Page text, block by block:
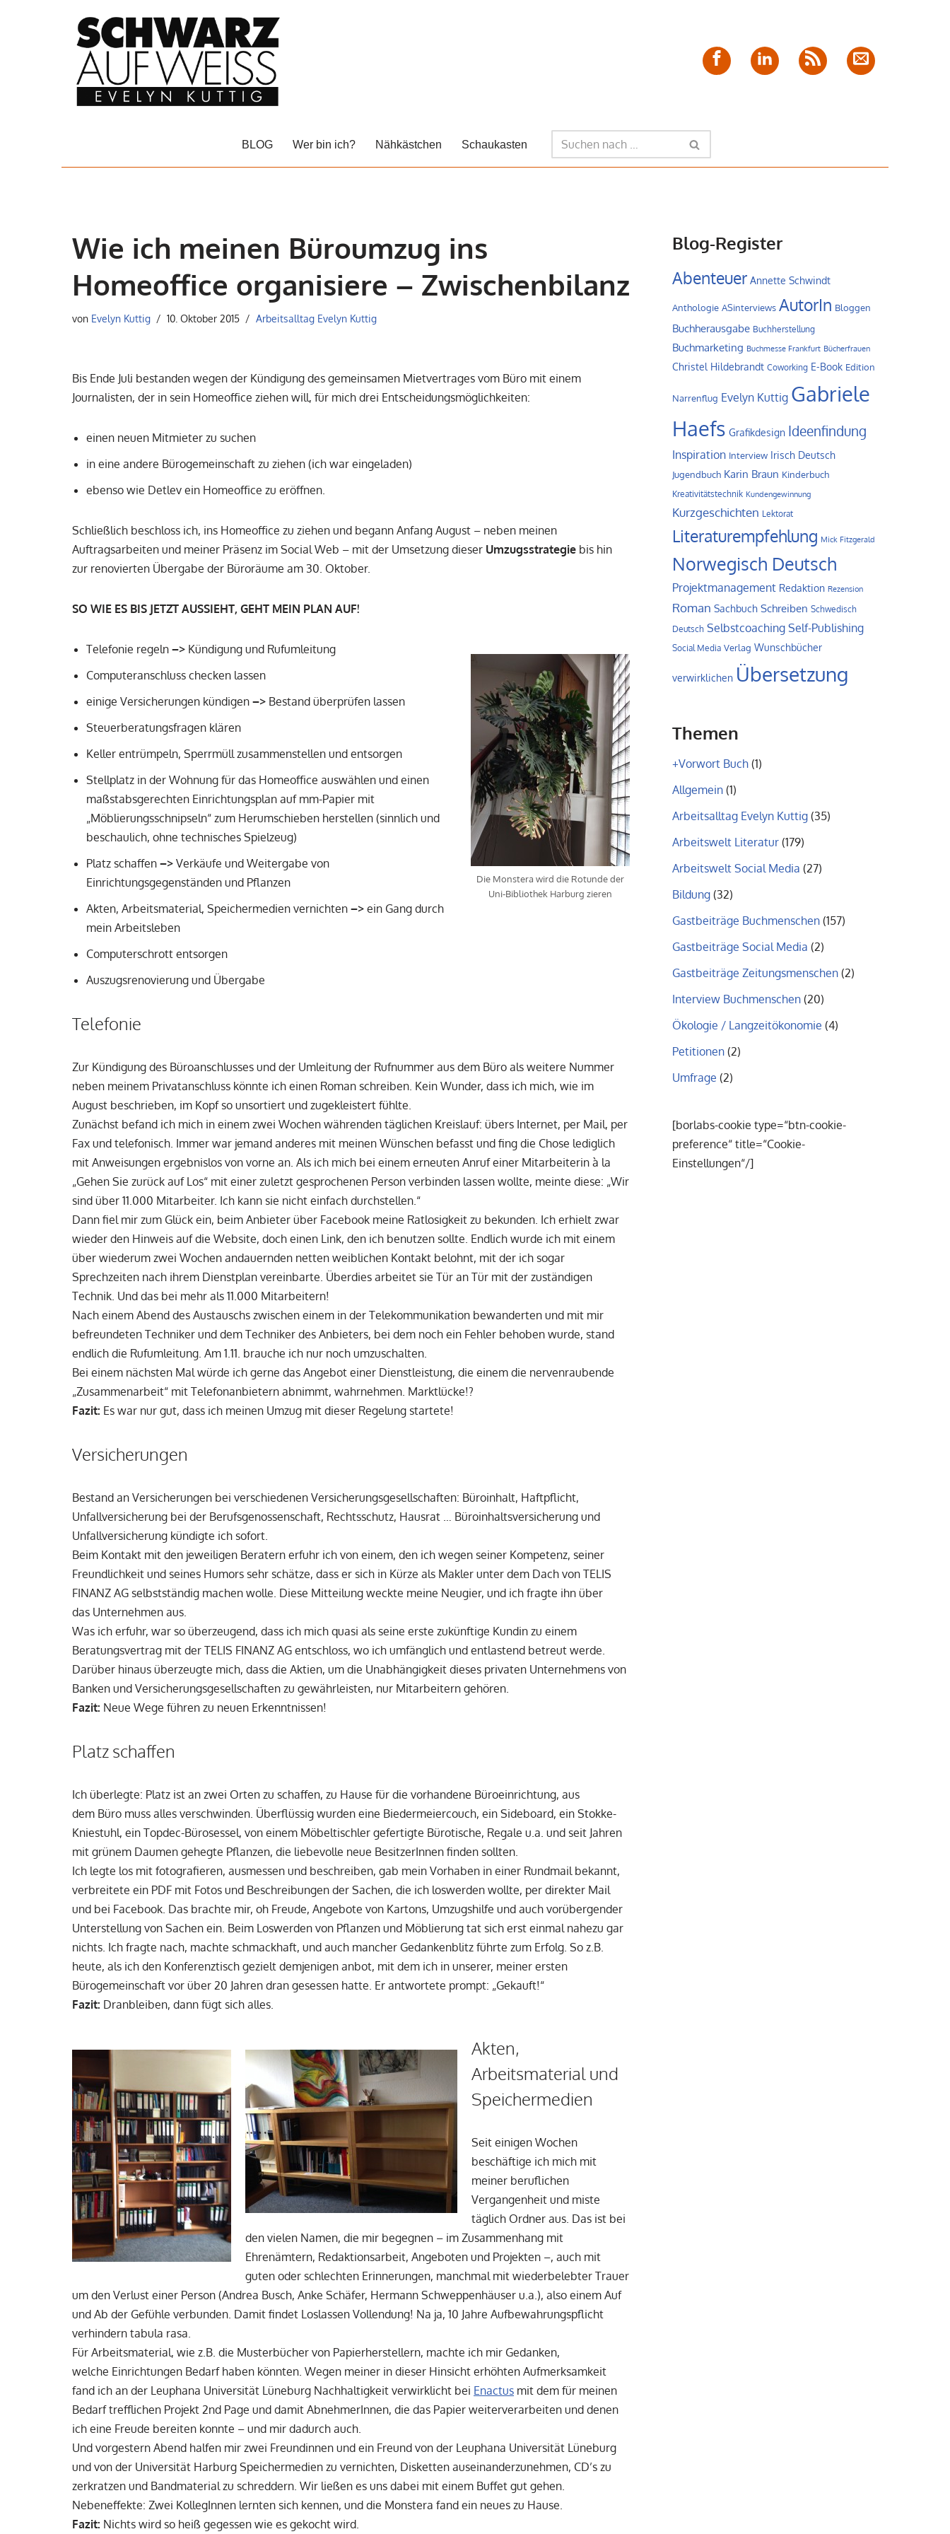
FacebookLinkedIn Feed
E-
Mail
BLOG Wer bin ich? Nähkästchen Schaukasten
Wie ich meinen Büroumzug ins
Homeoffice organisiere – Zwischenbilanz
von Evelyn Kuttig 10. Oktober 2015 Arbeitsalltag Evelyn Kuttig
Bis Ende Juli bestanden wegen der Kündigung des gemeinsamen Mietvertrages vom Büro mit einem
Journalisten, der in sein Homeoffice ziehen will, für mich drei Entscheidungsmöglichkeiten:
einen neuen Mitmieter zu suchen
in eine andere Bürogemeinschaft zu ziehen (ich war eingeladen)
ebenso wie Detlev ein Homeoffice zu eröffnen.
Schließlich beschloss ich, ins Homeoffice zu ziehen und begann Anfang August – neben meinen
Auftragsarbeiten und meiner Präsenz im Social Web – mit der Umsetzung dieser Umzugsstrategie bis hin
zur renovierten Übergabe der Büroräume am 30. Oktober.
SO WIE ES BIS JETZT AUSSIEHT, GEHT MEIN PLAN AUF!
Die Monstera wird die Rotunde der
Uni-Bibliothek Harburg zieren
Telefonie regeln –> Kündigung und Rufumleitung
Computeranschluss checken lassen
einige Versicherungen kündigen –> Bestand überprüfen lassen
Steuerberatungsfragen klären
Keller entrümpeln, Sperrmüll zusammenstellen und entsorgen
Stellplatz in der Wohnung für das Homeoffice auswählen und einen
maßstabsgerechten Einrichtungsplan auf mm-Papier mit
„Möblierungsschnipseln“ zum Herumschieben herstellen (sinnlich und
beschaulich, ohne technisches Spielzeug)
Platz schaffen –> Verkäufe und Weitergabe von
Einrichtungsgegenständen und Pflanzen
Akten, Arbeitsmaterial, Speichermedien vernichten –> ein Gang durch
mein Arbeitsleben
Computerschrott entsorgen
Auszugsrenovierung und Übergabe
Telefonie
Zur Kündigung des Büroanschlusses und der Umleitung der Rufnummer aus dem Büro als weitere Nummer
neben meinem Privatanschluss könnte ich einen Roman schreiben. Kein Wunder, dass ich mich, wie im
August beschrieben, im Kopf so unsortiert und zugekleistert fühlte.
Zunächst befand ich mich in einem zwei Wochen währenden täglichen Kreislauf: übers Internet, per Mail, per
Fax und telefonisch. Immer war jemand anderes mit meinen Wünschen befasst und fing die Chose lediglich
mit Anweisungen ergebnislos von vorne an. Als ich mich bei einem erneuten Anruf einer Mitarbeiterin à la
„Gehen Sie zurück auf Los“ mit einer zuletzt gesprochenen Person verbinden lassen wollte, meinte diese: „Wir
sind über 11.000 Mitarbeiter. Ich kann sie nicht einfach durchstellen.“
Dann fiel mir zum Glück ein, beim Anbieter über Facebook meine Ratlosigkeit zu bekunden. Ich erhielt zwar
wieder den Hinweis auf die Website, doch einen Link, den ich benutzen sollte. Endlich wurde ich mit einem
über wiederum zwei Wochen andauernden netten weiblichen Kontakt belohnt, mit der ich sogar
Sprechzeiten nach ihrem Dienstplan vereinbarte. Überdies arbeitet sie Tür an Tür mit der zuständigen
Technik. Und das bei mehr als 11.000 Mitarbeitern!
Nach einem Abend des Austauschs zwischen einem in der Telekommunikation bewanderten und mit mir
befreundeten Techniker und dem Techniker des Anbieters, bei dem noch ein Fehler behoben wurde, stand
endlich die Rufumleitung. Am 1.11. brauche ich nur noch umzuschalten.
Bei einem nächsten Mal würde ich gerne das Angebot einer Dienstleistung, die einem die nervenraubende
„Zusammenarbeit“ mit Telefonanbietern abnimmt, wahrnehmen. Marktlücke!?
Fazit: Es war nur gut, dass ich meinen Umzug mit dieser Regelung startete!
Versicherungen
Bestand an Versicherungen bei verschiedenen Versicherungsgesellschaften: Büroinhalt, Haftpflicht,
Unfallversicherung bei der Berufsgenossenschaft, Rechtsschutz, Hausrat … Büroinhaltsversicherung und
Unfallversicherung kündigte ich sofort.
Beim Kontakt mit den jeweiligen Beratern erfuhr ich von einem, den ich wegen seiner Kompetenz, seiner
Freundlichkeit und seines Humors sehr schätze, dass er sich in Kürze als Makler unter dem Dach von TELIS
FINANZ AG selbstständig machen wolle. Diese Mitteilung weckte meine Neugier, und ich fragte ihn über
das Unternehmen aus.
Was ich erfuhr, war so überzeugend, dass ich mich quasi als seine erste zukünftige Kundin zu einem
Beratungsvertrag mit der TELIS FINANZ AG entschloss, wo ich umfänglich und entlastend betreut werde.
Darüber hinaus überzeugte mich, dass die Aktien, um die Unabhängigkeit dieses privaten Unternehmens von
Banken und Versicherungsgesellschaften zu gewährleisten, nur Mitarbeitern gehören.
Fazit: Neue Wege führen zu neuen Erkenntnissen!
Platz schaffen
Ich überlegte: Platz ist an zwei Orten zu schaffen, zu Hause für die vorhandene Büroeinrichtung, aus
dem Büro muss alles verschwinden. Überflüssig wurden eine Biedermeiercouch, ein Sideboard, ein Stokke-
Kniestuhl, ein Topdec-Bürosessel, von einem Möbeltischler gefertigte Bürotische, Regale u.a. und seit Jahren
mit grünem Daumen gehegte Pflanzen, die liebevolle neue BesitzerInnen finden sollten.
Ich legte los mit fotografieren, ausmessen und beschreiben, gab mein Vorhaben in einer Rundmail bekannt,
verbreitete ein PDF mit Fotos und Beschreibungen der Sachen, die ich loswerden wollte, per direkter Mail
und bei Facebook. Das brachte mir, oh Freude, Angebote von Kartons, Umzugshilfe und auch vorübergender
Unterstellung von Sachen ein. Beim Loswerden von Pflanzen und Möblierung tat sich erst einmal nahezu gar
nichts. Ich fragte nach, machte schmackhaft, und auch mancher Gedankenblitz führte zum Erfolg. So z.B.
heute, als ich den Konferenztisch gezielt demjenigen anbot, mit dem ich in unserer, meiner ersten
Bürogemeinschaft vor über 20 Jahren dran gesessen hatte. Er antwortete prompt: „Gekauft!“
Fazit: Dranbleiben, dann fügt sich alles.
Akten,
Arbeitsmaterial und
Speichermedien
Seit einigen Wochen
beschäftige ich mich mit
meiner beruflichen
Vergangenheit und miste
täglich Ordner aus. Das ist bei
den vielen Namen, die mir begegnen – im Zusammenhang mit
Ehrenämtern, Redaktionsarbeit, Angeboten und Projekten –, auch mit
guten oder schlechten Erinnerungen, manchmal mit wiederbelebter Trauer
um den Verlust einer Person (Andrea Busch, Anke Schäfer, Hermann Schweppenhäuser u.a.), also einem Auf
und Ab der Gefühle verbunden. Damit findet Loslassen Vollendung! Na ja, 10 Jahre Aufbewahrungspflicht
verhindern tabula rasa.
Für Arbeitsmaterial, wie z.B. die Musterbücher von Papierherstellern, machte ich mir Gedanken,
welche Einrichtungen Bedarf haben könnten. Wegen meiner in dieser Hinsicht erhöhten Aufmerksamkeit
fand ich an der Leuphana Universität Lüneburg Nachhaltigkeit verwirklicht bei Enactus mit dem für meinen
Bedarf trefflichen Projekt 2nd Page und damit AbnehmerInnen, die das Papier weiterverarbeiten und denen
ich eine Freude bereiten konnte – und mir dadurch auch.
Und vorgestern Abend halfen mir zwei Freundinnen und ein Freund von der Leuphana Universität Lüneburg
und von der Universität Harburg Speichermedien zu vernichten, Disketten auseinanderzunehmen, CD’s zu
zerkratzen und Bandmaterial zu schreddern. Wir ließen es uns dabei mit einem Buffet gut gehen.
Nebeneffekte: Zwei KollegInnen lernten sich kennen, und die Monstera fand ein neues zu Hause.
Fazit: Nichts wird so heiß gegessen wie es gekocht wird.
Blog-Register
Abenteuer Annette Schwindt
Anthologie ASinterviews AutorIn Bloggen
Buchherausgabe Buchherstellung
Buchmarketing Buchmesse Frankfurt Bücherfrauen
Christel Hildebrandt Coworking E-Book Edition
Narrenflug Evelyn Kuttig Gabriele
Haefs Grafikdesign Ideenfindung
Inspiration Interview Irisch Deutsch
Jugendbuch Karin Braun Kinderbuch
Kreativitätstechnik Kundengewinnung
Kurzgeschichten Lektorat
Literaturempfehlung Mick Fitzgerald
Norwegisch Deutsch
Projektmanagement Redaktion Rezension
Roman Sachbuch Schreiben Schwedisch
Deutsch Selbstcoaching Self-Publishing
Social Media Verlag Wunschbücher
verwirklichen Übersetzung
Themen
+Vorwort Buch (1)
Allgemein (1)
Arbeitsalltag Evelyn Kuttig (35)
Arbeitswelt Literatur (179)
Arbeitswelt Social Media (27)
Bildung (32)
Gastbeiträge Buchmenschen (157)
Gastbeiträge Social Media (2)
Gastbeiträge Zeitungsmenschen (2)
Interview Buchmenschen (20)
Ökologie / Langzeitökonomie (4)
Petitionen (2)
Umfrage (2)
[borlabs-cookie type=“btn-cookie-
preference“ title=“Cookie-
Einstellungen“/]